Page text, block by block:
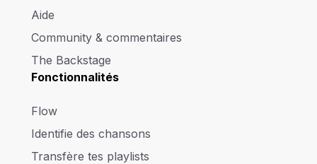
Aide
Community & commentaires
The Backstage
Fonctionnalités
Flow
Identifie des chansons
Transfère tes playlists